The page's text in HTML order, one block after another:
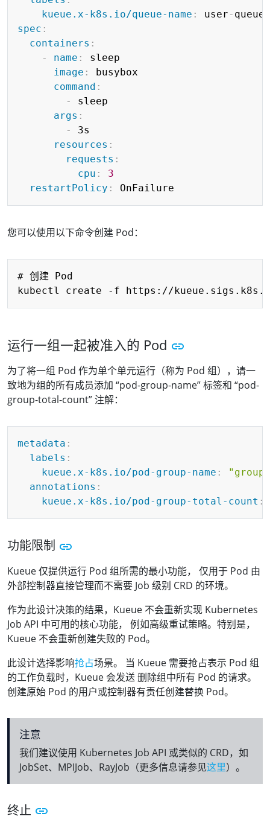
kueue.x-k8s.io/queue-name : user -
spec :
containers :
-
name :
sleep
image :
busybox
command :
-
sleep
args :
-
3s
resources :
requests :
cpu :
3
restartPolicy : OnFailure
您可以使用以下命令创建 Pod：
# 创建 Pod
运行一组一起被准入的 Pod
为了将一组 Pod 作为单个单元运行（称为 Pod 组），请一
致地为组的所有成员添加 “pod-group-name” 标签和 “pod-
group-total-count” 注解：
metadata :
labels :
kueue.x-k8s.io/pod-group-name :
"group-
annotations :
kueue.x-k8s.io/pod-group-total-count :
功能限制
Kueue 仅提供运行 Pod 组所需的最小功能， 仅用于 Pod 由
外部控制器直接管理而不需要 Job 级别 CRD 的环境。
作为此设计决策的结果，Kueue 不会重新实现 Kubernetes
Job API 中可用的核心功能， 例如高级重试策略。特别是，
Kueue 不会重新创建失败的 Pod。
此设计选择影响抢占场景。 当 Kueue 需要抢占表示 Pod 组
的工作负载时，Kueue 会发送 删除组中所有 Pod 的请求。
创建原始 Pod 的用户或控制器有责任创建替换 Pod。
注意
我们建议使用 Kubernetes Job API 或类似的 CRD，如
JobSet、MPIJob、RayJob（更多信息请参见这里）。
终止